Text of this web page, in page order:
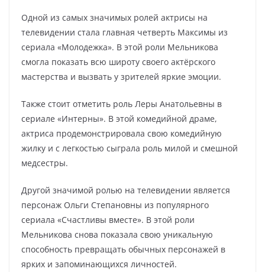
Одной из самых значимых ролей актрисы на
телевидении стала главная четверть Максимы из
сериала «Молодежка». В этой роли Мельникова
смогла показать всю широту своего актёрского
мастерства и вызвать у зрителей яркие эмоции.
Также стоит отметить роль Леры Анатольевны в
сериале «Интерны». В этой комедийной драме,
актриса продемонстрировала свою комедийную
жилку и с легкостью сыграла роль милой и смешной
медсестры.
Другой значимой ролью на телевидении является
персонаж Ольги Степановны из популярного
сериала «Счастливы вместе». В этой роли
Мельникова снова показала свою уникальную
способность превращать обычных персонажей в
ярких и запоминающихся личностей.